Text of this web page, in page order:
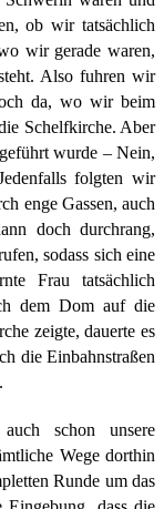
ob wir tatsächlich
wir gerade waren,
Also fuhren wir
da, wo wir beim
Schelfkirche. Aber
wurde – Nein,
folgten wir
enge Gassen, auch
doch durchrang,
sodass sich eine
Frau tatsächlich
dem Dom auf die
zeigte, dauerte es
die Einbahnstraßen
schon unsere
Wege dorthin
Runde um das